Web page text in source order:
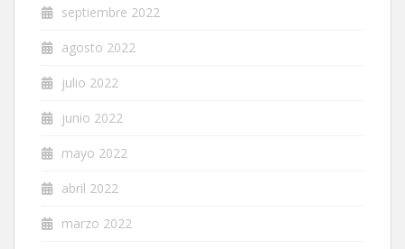
septiembre 2022
agosto 2022
julio 2022
junio 2022
mayo 2022
abril 2022
marzo 2022